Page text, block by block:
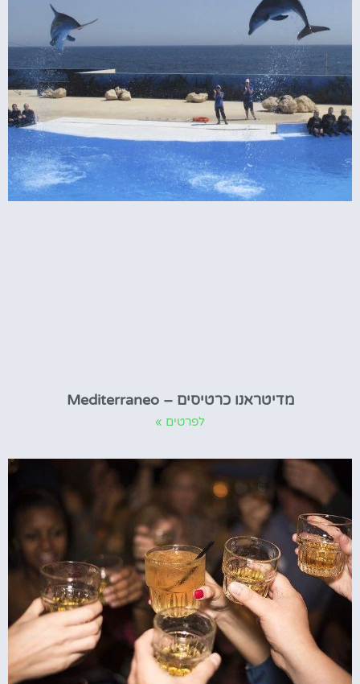
מדיטראנו כרטיסים – Mediterraneo
לפרטים »